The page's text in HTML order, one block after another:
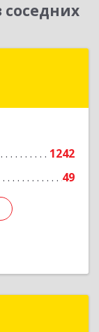
1242
49
Омск
Подробнее